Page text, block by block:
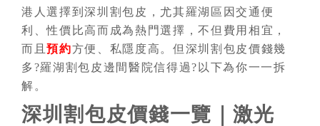
港人選擇到深圳割包皮，尤其羅湖區因交通便
利、性價比高而成為熱門選擇，不但費用相宜，
而且預約方便、私隱度高。但深圳割包皮價錢幾
多?羅湖割包皮邊間醫院信得過?以下為你一一拆
解。
深圳割包皮價錢一覽｜激光